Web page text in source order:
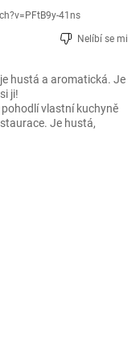
41ns
Nelíbí se mi
hustá a aromatická. Je
ji!
vlastní kuchyně
Je hustá,